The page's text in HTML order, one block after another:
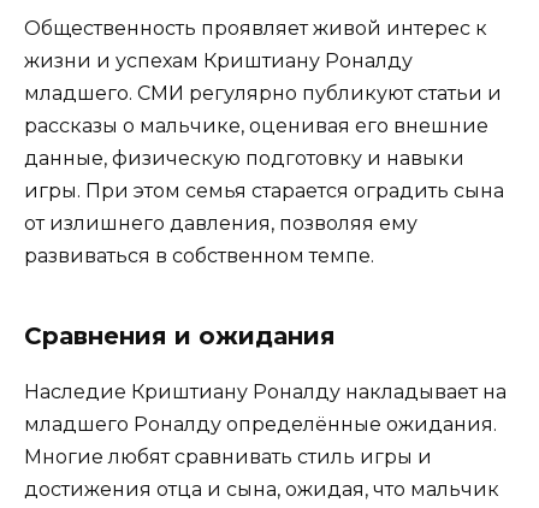
Общественность проявляет живой интерес к
жизни и успехам Криштиану Роналду
младшего. СМИ регулярно публикуют статьи и
рассказы о мальчике, оценивая его внешние
данные, физическую подготовку и навыки
игры. При этом семья старается оградить сына
от излишнего давления, позволяя ему
развиваться в собственном темпе.
Сравнения и ожидания
Наследие Криштиану Роналду накладывает на
младшего Роналду определённые ожидания.
Многие любят сравнивать стиль игры и
достижения отца и сына, ожидая, что мальчик